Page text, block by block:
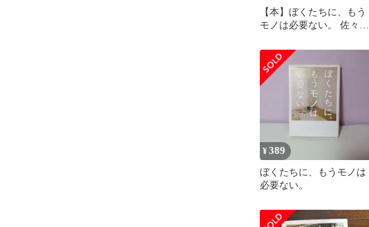
【本】ぼくたちに、もう
モノは必要ない。 佐々木
¥389
ぼくたちに、もうモノは
必要ない。